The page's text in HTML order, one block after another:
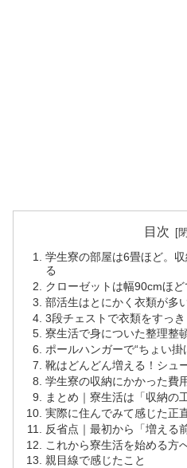
目次
学生寮の部屋は6畳ほど。
る
クローゼットは幅90cmほ
部活生はとにかく衣類が多
3段チェストで衣類をすっ
寮生活で身についた整理整
ポールハンガーで“ちょい掛
靴はどんどん増える！シュ
学生寮の収納にかかった費
まとめ｜寮生活は「収納の
実際に住んでみて感じた正
反省点｜最初から「増える
これから寮生活を始める方
親目線で感じたこと